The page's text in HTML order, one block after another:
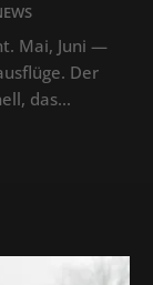
Mai, Juni —
Der
das...